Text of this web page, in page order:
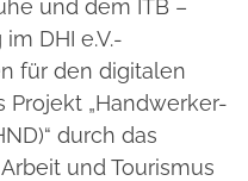
und dem ITB –
DHI e.V.-
für den digitalen
Projekt „Handwerker-
durch das
und Tourismus